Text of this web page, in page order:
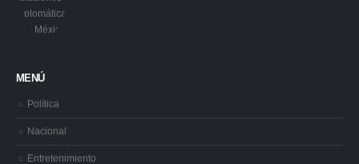
MENÚ
Política
Nacional
Entretenimiento